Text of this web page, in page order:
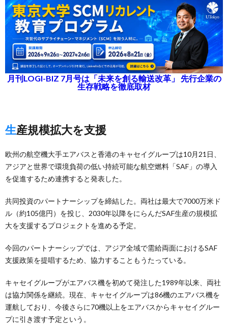
月刊LOGI-BIZ 7月号は「未来を創る輸送改革」 先行企業の
生存戦略を徹底取材
生産規模拡大を支援
欧州の航空機大手エアバスと香港のキャセイグループは10月21日、
アジアと世界で環境負荷の低い持続可能な航空燃料「SAF」の導入
を促進するため連携すると発表した。
共同投資のパートナーシップを締結した。両社は最大で7000万米ド
ル（約105億円）を投じ、2030年以降をにらんだSAF生産の規模拡
大を支援するプロジェクトを進める予定。
今回のパートナーシップでは、アジア全域で需給両面におけるSAF
支援政策を提唱するため、協力することもうたっている。
キャセイグループがエアバス機を初めて発注した1989年以来、両社
は協力関係を継続。現在、キャセイグループは86機のエアバス機を
運航しており、今後さらに70機以上をエアバスからキャセイグルー
プに引き渡す予定という。